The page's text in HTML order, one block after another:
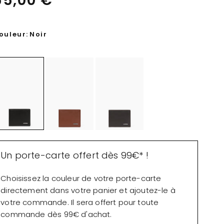
Noir
Un porte-carte offert dès 99€* !
Choisissez la couleur de votre porte-carte
directement dans votre panier et ajoutez-le à
votre commande. Il sera offert pour toute
commande dès 99€ d'achat.